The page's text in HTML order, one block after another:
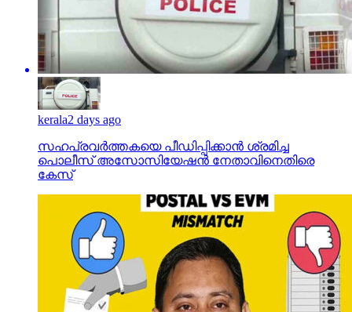
kerala
സഹപ്രവര്‍ത്തകയെ പീഡിപ്പിക്കാന്‍ ശ്രമിച്ച
പൊലീസ് അസോസിയേഷന്‍ നേതാവിനെതിരെ
കേസ്